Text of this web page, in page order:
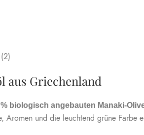
aus Griechenland
% biologisch angebauten Manaki-
Aromen und die leuchtend grüne Farbe